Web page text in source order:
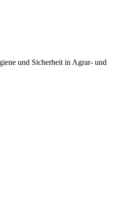
und Sicherheit in Agrar- und